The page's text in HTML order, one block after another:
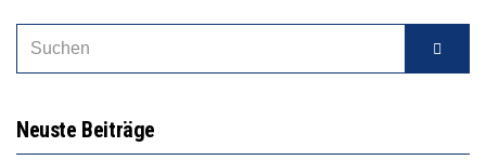
Neuste Beiträge